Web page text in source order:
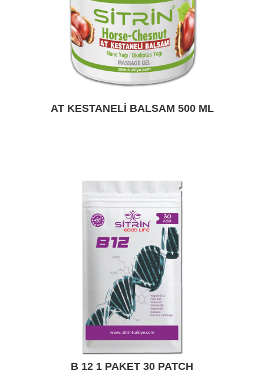
AT KESTANELI BALSAM 500 ML
B 12 1 PAKET 30 PATCH